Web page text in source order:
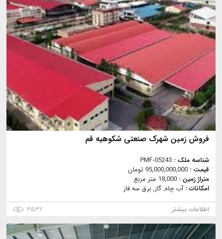
فروش زمین شهرک صنعتی شکوهیه قم
شناسه ملک : PMF-05243
قیمت : 95,000,000,000 تومان
متراژ زمین : 18,000 متر مربع
امکانات :آب چاه, گاز, برق سه فاز
اطلاعات بیشتر
۳۵۳۲